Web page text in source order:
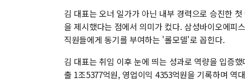
김 대표는 오너 일가가 아닌 내부 경력으로 승진한
을 제시했다는 점에서 의미가 컸다. 삼성바이오에피
직원들에게 동기를 부여하는 '롤모델'로 꼽힌다.
김 대표는 취임 이후 눈에 띄는 성과로 역량을 입증
출 1조5377억원, 영업이익 4353억원을 기록하며 역